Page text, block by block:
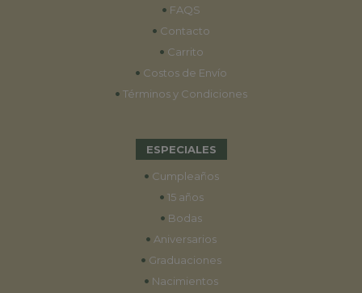
• FAQS
• Contacto
• Carrito
• Costos de Envío
• Términos y Condiciones
ESPECIALES
• Cumpleaños
• 15 años
• Bodas
• Aniversarios
• Graduaciones
• Nacimientos